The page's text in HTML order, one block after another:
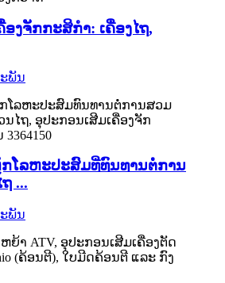
ງຈັກກະສິກຳ: ເຄື່ອງໄຖ,
ພັນ
ກໂລຫະປະສົມທີ່ທົນທານຕໍ່ການ
...
ພັນ